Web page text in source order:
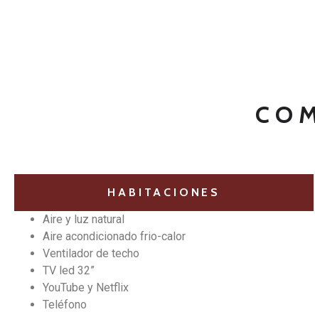
HABITACIONES
Aire y luz natural
Aire acondicionado frio-calor
Ventilador de techo
TV led 32”
YouTube y Netflix
Teléfono